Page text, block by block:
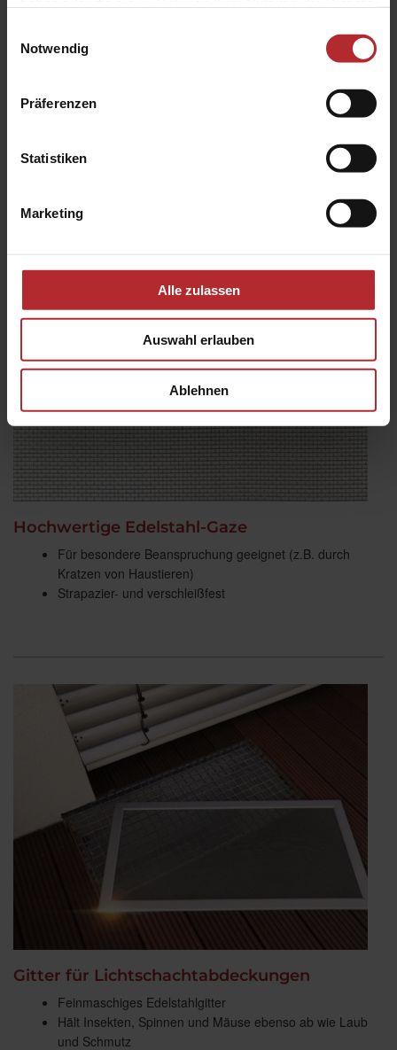
Notwendig
Präferenzen
Statistiken
Marketing
Alle zulassen
Auswahl erlauben
Ablehnen
Strapazierfähige Gaze aus Polyestergewebe
Hochwertige Edelstahl-Gaze
Für besondere Beanspruchung geeignet (z.B. durch
Kratzen von Haustieren)
Strapazier- und verschleißfest
Gitter für Lichtschachtabdeckungen
Feinmaschiges Edelstahlgitter
Hält Insekten, Spinnen und Mäuse ebenso ab wie Laub
und Schmutz